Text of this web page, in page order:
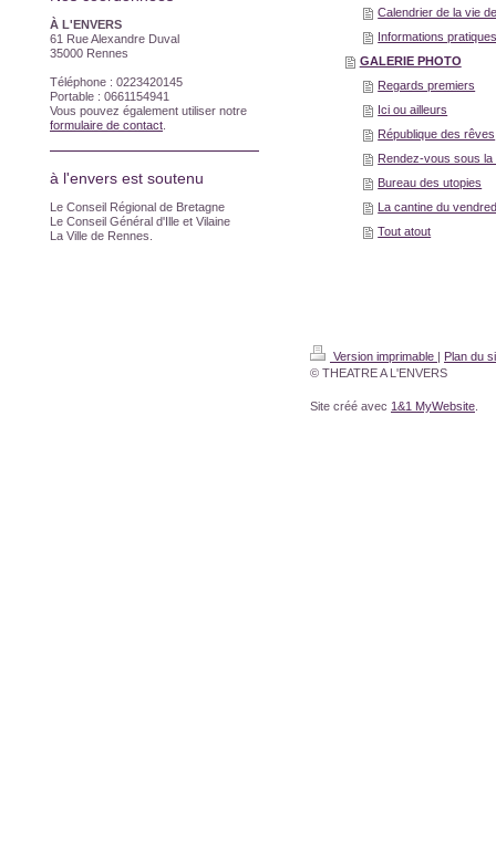
Calendrier de la vie
Informations
GALERIE PHOTO
Regards premiers
Ici ou ailleurs
République des rêves
Rendez-vous sous la
Bureau des utopies
La cantine du
Tout atout
À L'ENVERS
61 Rue Alexandre Duval
35000 Rennes
Téléphone : 0223420145
Portable : 0661154941
Vous pouvez également utiliser notre
formulaire de contact
à l'envers est soutenu
Le Conseil Régional de Bretagne
Le Conseil Général d'Ille et Vilaine
La Ville de Rennes.
Version imprimable | Plan du
© THEATRE A L'ENVERS
Site créé avec 1&1 MyWebsite